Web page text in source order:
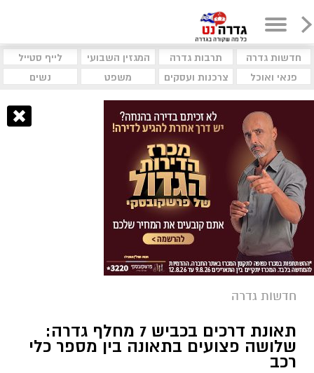
חדשות גדרה תרבות גדרה המגזין השבועי
לייף סטייל
פנאי ואוכל
צרכנות ועסקים משפט נשים
חדשות גדרה
תאונת דרכים בכביש 7 מחלף גדרה:
שלושה פצועים בתאונה בין מספר כלי
רכב